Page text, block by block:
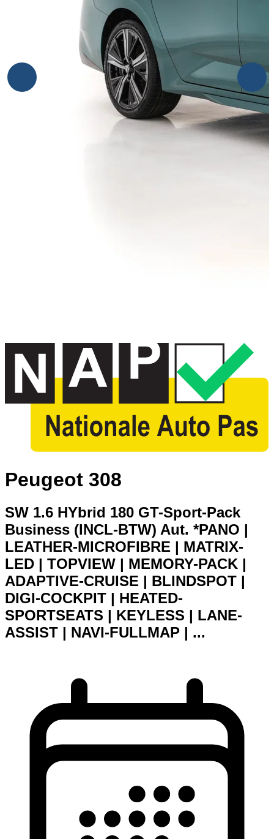
Peugeot 308
SW 1.6 HYbrid 180 GT-Sport-Pack
Business (INCL-BTW) Aut. *PANO |
LEATHER-MICROFIBRE | MATRIX-
LED | TOPVIEW | MEMORY-PACK |
ADAPTIVE-CRUISE | BLINDSPOT |
DIGI-COCKPIT | HEATED-
SPORTSEATS | KEYLESS | LANE-
ASSIST | NAVI-FULLMAP | ...